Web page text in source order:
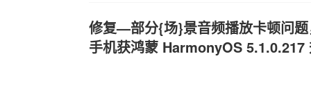
修复—部分{场}景音频播放卡顿问
手机获鸿蒙 HarmonyOS 5.1.0.217